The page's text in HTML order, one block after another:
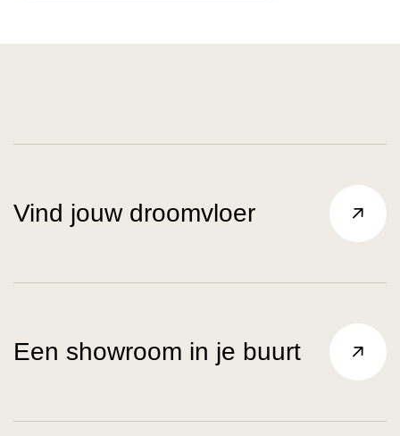
Vind jouw droomvloer
Een showroom in je buurt